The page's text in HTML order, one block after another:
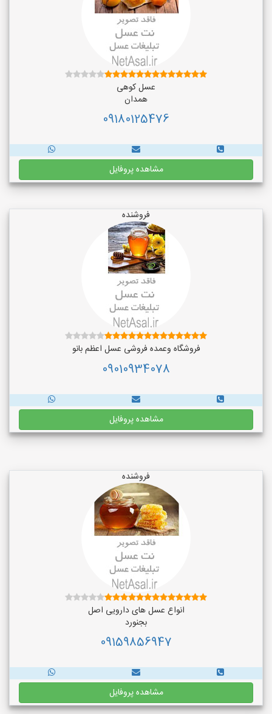
عسل کوهی
همدان
09180125476
مشاهده پروفایل
فروشنده
فروشگاه وعمده فروشی عسل اعظم بانو
09010934078
مشاهده پروفایل
فروشنده
انواع عسل های دارویی اصل
بجنورد
09159856947
مشاهده پروفایل